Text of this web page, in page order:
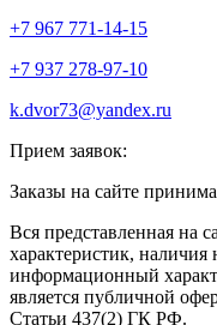
+7 967 771-14-15
+7 937 278-97-10
k.dvor73@yandex.ru
Прием заявок:
Заказы на сайте
Вся представленная на
характеристик, наличия
информационный
является публичной
Статьи 437(2) ГК РФ.